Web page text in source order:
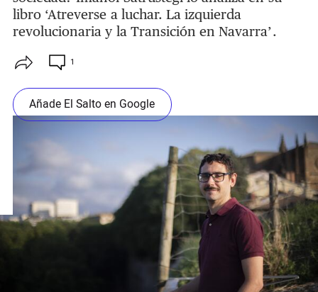
libro ‘Atreverse a luchar. La izquierda
revolucionaria y la Transición en Navarra’.
1
Añade El Salto en Google